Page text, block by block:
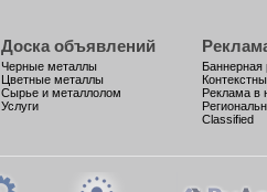
Доска объявлений
Черные металлы
Цветные металлы
Сырье и металлолом
Услуги
Баннерная
Реклама в
Classified